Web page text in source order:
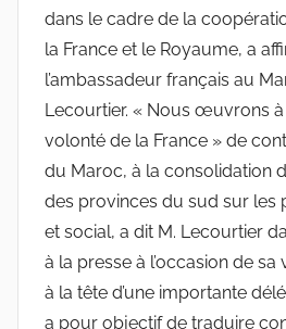
dans le cadre de la
la France et le Royaume, a
l’ambassadeur français au
Lecourtier. « Nous œuvrons
volonté de la France » de
du Maroc, à la consolidation
des provinces du sud sur les
et social, a dit M. Lecourtier
à la presse à l’occasion de
à la tête d’une importante
a pour objectif de traduire